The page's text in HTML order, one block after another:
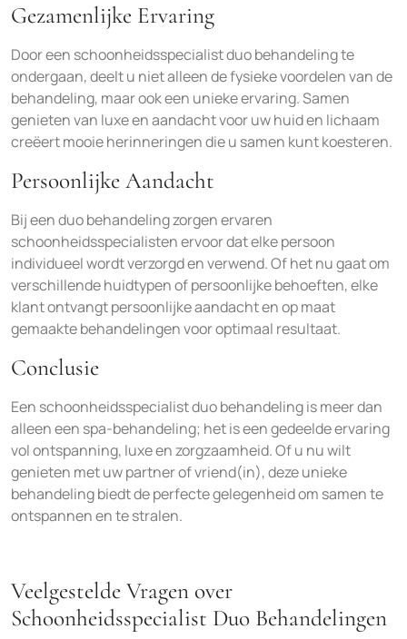
Gezamenlijke Ervaring
Door een schoonheidsspecialist duo behandeling te
ondergaan, deelt u niet alleen de fysieke voordelen van de
behandeling, maar ook een unieke ervaring. Samen
genieten van luxe en aandacht voor uw huid en lichaam
creëert mooie herinneringen die u samen kunt koesteren.
Persoonlijke Aandacht
Bij een duo behandeling zorgen ervaren
schoonheidsspecialisten ervoor dat elke persoon
individueel wordt verzorgd en verwend. Of het nu gaat om
verschillende huidtypen of persoonlijke behoeften, elke
klant ontvangt persoonlijke aandacht en op maat
gemaakte behandelingen voor optimaal resultaat.
Conclusie
Een schoonheidsspecialist duo behandeling is meer dan
alleen een spa-behandeling; het is een gedeelde ervaring
vol ontspanning, luxe en zorgzaamheid. Of u nu wilt
genieten met uw partner of vriend(in), deze unieke
behandeling biedt de perfecte gelegenheid om samen te
ontspannen en te stralen.
Veelgestelde Vragen over
Schoonheidsspecialist Duo Behandelingen